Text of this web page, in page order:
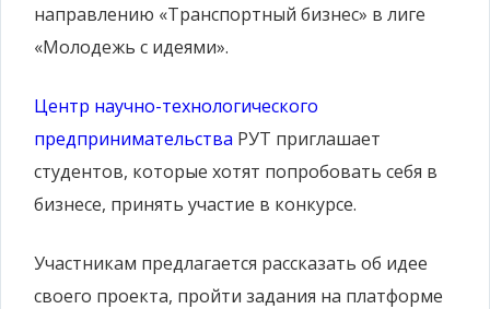
направлению «Транспортный бизнес» в лиге
«Молодежь с идеями».
Центр научно-технологического
предпринимательства РУТ приглашает
студентов, которые хотят попробовать себя в
бизнесе, принять участие в конкурсе.
Участникам предлагается рассказать об идее
своего проекта, пройти задания на платформе